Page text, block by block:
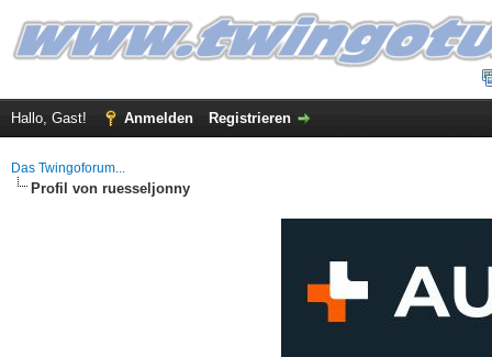
Hallo, Gast! Anmelden Registrieren
Das Twingoforum...
Profil von ruesseljonny